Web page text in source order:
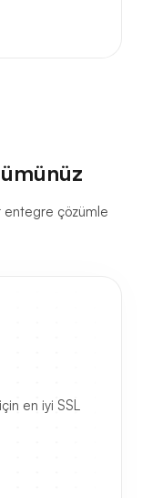
çözümle
en iyi SSL